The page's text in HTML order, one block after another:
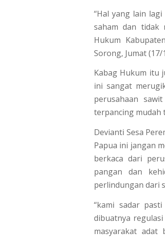
“Hal yang lain
saham dan tidak
Hukum
Sorong, Jumat (17/
Kabag Hukum itu
ini sangat
perusahaan
terpancing mudah
Devianti Sesa
Papua ini jangan
berkaca dari
pangan dan
perlindungan dari
“kami sadar
dibuatnya
masyarakat adat